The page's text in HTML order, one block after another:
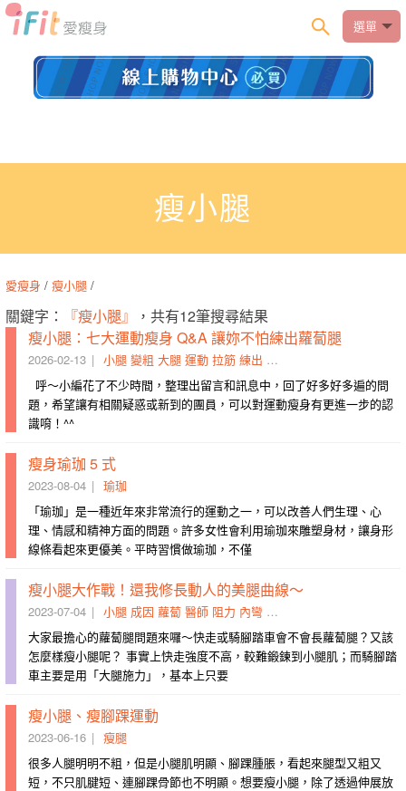
選單
瘦小腿
愛瘦身 / 瘦小腿 /
關鍵字： 『瘦小腿』
，共有12筆搜尋結果
瘦小腿：七大運動瘦身 Q&A 讓妳不怕練出蘿蔔腿
2026-02-13 小腿 變粗 大腿 運動 拉筋 練出 阻力
呼～小編花了不少時間，整理出留言和訊息中，回了好多好多遍的問
題，希望讓有相關疑惑或新到的團員，可以對運動瘦身有更進一步的認
識唷！^^
瘦身瑜珈 5 式
2023-08-04
瑜珈
「瑜珈」是一種近年來非常流行的運動之一，可以改善人們生理、心
理、情感和精神方面的問題。許多女性會利用瑜珈來雕塑身材，讓身形
線條看起來更優美。平時習慣做瑜珈，不僅
瘦小腿大作戰！還我修長動人的美腿曲線～
2023-07-04 小腿 成因 蘿蔔 醫師 阻力 內彎 專訪
大家最擔心的蘿蔔腿問題來囉～快走或騎腳踏車會不會長蘿蔔腿？又該
怎麼樣瘦小腿呢？ 事實上快走強度不高，較難鍛鍊到小腿肌；而騎腳踏
車主要是用「大腿施力」，基本上只要
瘦小腿、瘦腳踝運動
2023-06-16
瘦腿
很多人腿明明不粗，但是小腿肌明顯、腳踝腫脹，看起來腿型又粗又
短，不只肌腱短、連腳踝骨節也不明顯。想要瘦小腿，除了透過伸展放